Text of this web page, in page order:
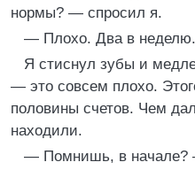
нормы? — спросил я.
— Плохо. Два в неделю.
Я стиснул зубы и
— это совсем плохо.
половины счетов. Чем
находили.
— Помнишь, в начале?